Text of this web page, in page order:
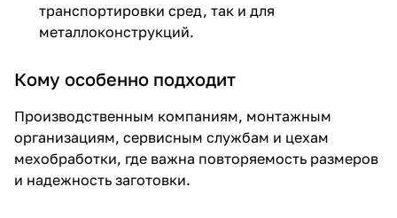
транспортировки сред, так и для
металлоконструкций.
Кому особенно подходит
Производственным компаниям, монтажным
организациям, сервисным службам и цехам
мехобработки, где важна повторяемость размеров
и надежность заготовки.